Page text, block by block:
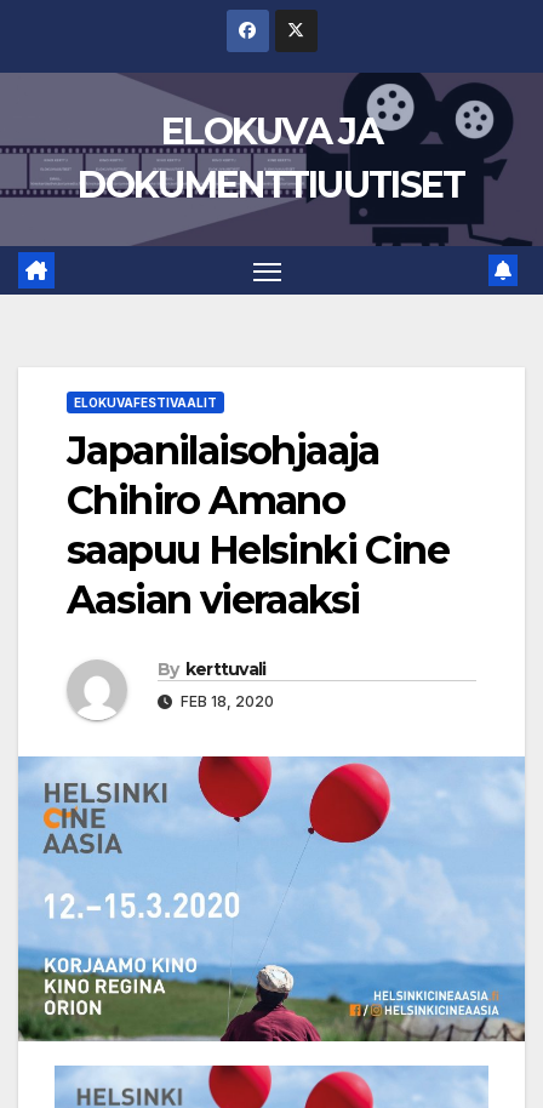
ELOKUVA JA
DOKUMENTTIUUTISET
ELOKUVAFESTIVAALIT
Japanilaisohjaaja
Chihiro Amano
saapuu Helsinki Cine
Aasian vieraaksi
By kerttuvali
FEB 18, 2020